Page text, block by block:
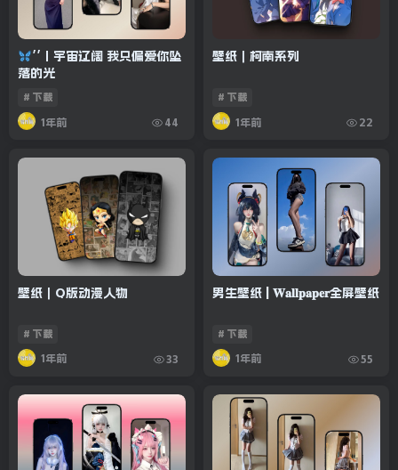
’’丨宇宙辽阔 我只偏爱你坠
落的光
# 下载
1年前 44
壁纸｜柯南系列
# 下载
1年前 22
壁纸｜Q版动漫人物
# 下载
1年前 33
男生壁纸 | 𝐖𝐚𝐥𝐥𝐩𝐚𝐩𝐞𝐫全屏壁纸
# 下载
1年前 55